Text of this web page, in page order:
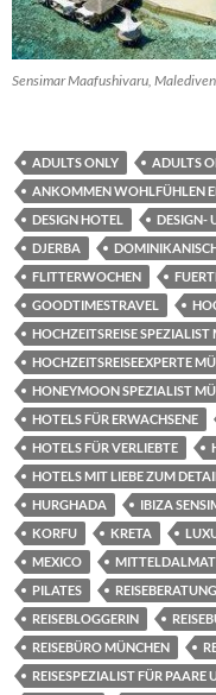
Sensimar Maafushivaru, Malediven
ADULTS ONLY
ADULTS
ANKOMMEN WOHLFÜHLEN
DESIGN HOTEL
DESIGN-
DJERBA
FLITTERWOCHEN
GOODTIMESTRAVEL
HOCHZEITSREISE SPEZIALIST
HOCHZEITSREISEEXPERTE
HONEYMOON SPEZIALIST
HOTELS FÜR ERWACHSENE
HOTELS FÜR VERLIEBTE
HOTELS MIT LIEBE ZUM
HURGHADA
IBIZA
KORFU
KRETA
MEXICO
PILATES
REISEBLOGGERIN
REISEBÜRO MÜNCHEN
REISESPEZIALIST FÜR